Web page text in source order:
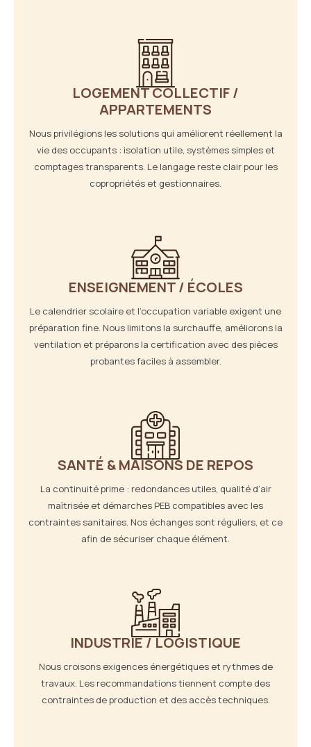
LOGEMENT COLLECTIF /
APPARTEMENTS
Nous privilégions les solutions qui améliorent réellement la
vie des occupants : isolation utile, systèmes simples et
comptages transparents. Le langage reste clair pour les
copropriétés et gestionnaires.
ENSEIGNEMENT / ÉCOLES
Le calendrier scolaire et l’occupation variable exigent une
préparation fine. Nous limitons la surchauffe, améliorons la
ventilation et préparons la certification avec des pièces
probantes faciles à assembler.
SANTÉ & MAISONS DE REPOS
La continuité prime : redondances utiles, qualité d’air
maîtrisée et démarches PEB compatibles avec les
contraintes sanitaires. Nos échanges sont réguliers, et ce
afin de sécuriser chaque élément.
INDUSTRIE / LOGISTIQUE
Nous croisons exigences énergétiques et rythmes de
travaux. Les recommandations tiennent compte des
contraintes de production et des accès techniques.